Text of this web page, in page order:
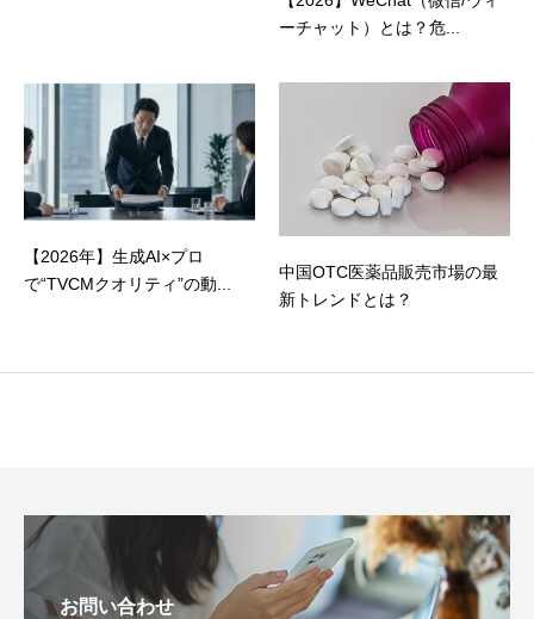
ーチャット）とは？危...
【2026年】生成AI×プロ
で“TVCMクオリティ”の動...
中国OTC医薬品販売市場の最
新トレンドとは？
お問い合わせ